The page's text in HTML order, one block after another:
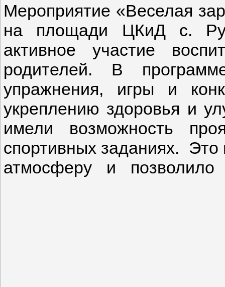
Мероприятие «Веселая
на площади ЦКиД с.
активное участие
родителей. В
упражнения, игры и
укреплению здоровья и
имели возможность
спортивных заданиях.
атмосферу и